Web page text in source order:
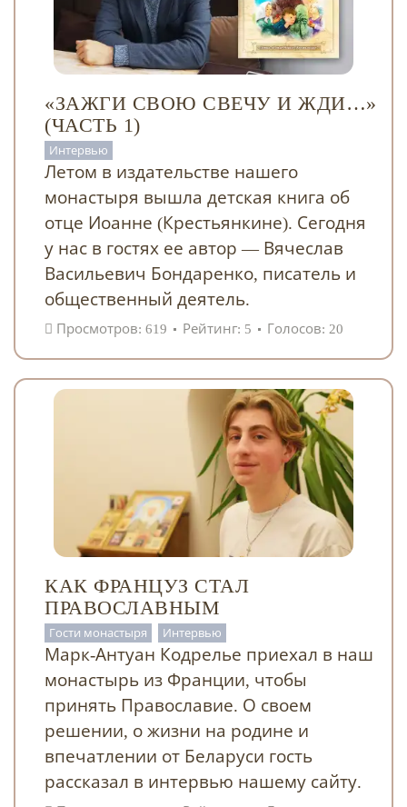
«ЗАЖГИ СВОЮ СВЕЧУ И ЖДИ…»
(ЧАСТЬ 1)
Интервью
Летом в издательстве нашего
монастыря вышла детская книга об
отце Иоанне (Крестьянкине). Сегодня
у нас в гостях ее автор — Вячеслав
Васильевич Бондаренко, писатель и
общественный деятель.
Просмотров: 619 Рейтинг: 5 Голосов: 20
КАК ФРАНЦУЗ СТАЛ
ПРАВОСЛАВНЫМ
Гости монастыря Интервью
Марк-Антуан Кодрелье приехал в наш
монастырь из Франции, чтобы
принять Православие. О своем
решении, о жизни на родине и
впечатлении от Беларуси гость
рассказал в интервью нашему сайту.